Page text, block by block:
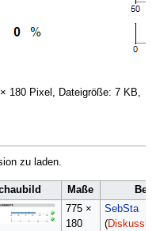
180 Pixel, Dateigröße: 7 KB,
zu laden.
Maße
775 ×
180
SebSta
(